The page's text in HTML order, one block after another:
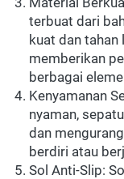
terbuat dari
kuat dan tahan
memberikan
berbagai
Kenyamanan
nyaman,
dan
berdiri atau
Sol Anti-Slip: